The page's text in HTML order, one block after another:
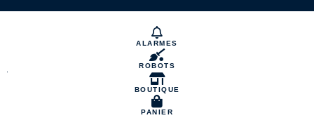
ALARMES
ROBOTS
BOUTIQUE
PANIER